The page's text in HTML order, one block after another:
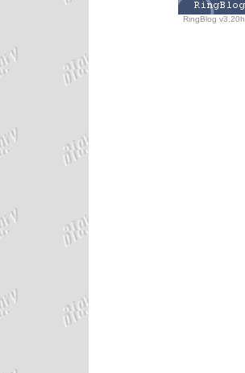
RingBlog v3.20h